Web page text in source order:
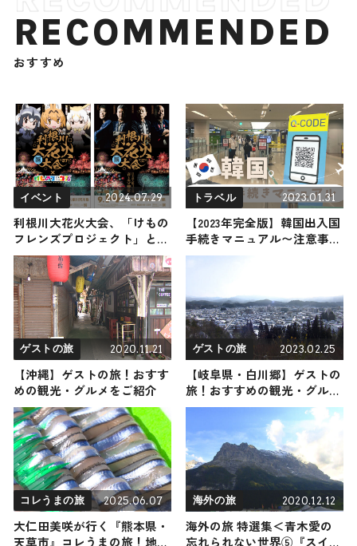
RECOMMENDED
おすすめ
イベント 2024.07.29
利根川大花火大会、「けもの
フレンズプロジェクト」とコ
ラボ 3万発打ち上げ
トラベル 2023.01.31
【2023年完全版】韓国出入国
手続きマニュアル〜注意事
項・持ち物チェックリスト
ゲストの旅 2020.11.21
【沖縄】ゲストの旅！おすす
めの観光・グルメをご紹介
ゲストの旅 2023.02.25
【岐阜県・白川郷】ゲストの
旅！おすすめの観光・グルメ
をご紹介
コレうまの旅 2025.06.07
大仁田美咲が行く『熊本県・
天草市』コレうまの旅！地元
海外の旅 2020.12.12
海外の旅 特選集＜青木愛の
忘れられない世界⑤『スイス